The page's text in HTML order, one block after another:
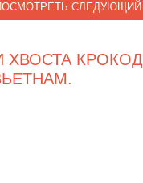
СЛЕДУЮЩИЙ